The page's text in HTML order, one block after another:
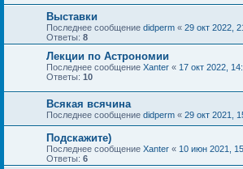
Выставки
Последнее сообщение didperm « 29 окт 2022,
Ответы: 8
Лекции по Астрономии
Последнее сообщение Xanter « 17 окт 2022,
Ответы: 10
Всякая всячина
Последнее сообщение didperm « 29 окт 2021,
Подскажите)
Последнее сообщение Xanter « 10 июн 2021,
Ответы: 6